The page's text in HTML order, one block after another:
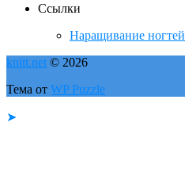
Ссылки
Наращивание ногтей
knitt.net © 2026
Тема от WP Puzzle
➤